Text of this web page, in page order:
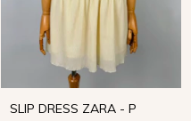
SLIP DRESS ZARA - P